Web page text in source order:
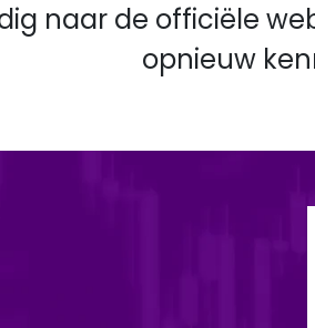
naar de officiële
opnieuw